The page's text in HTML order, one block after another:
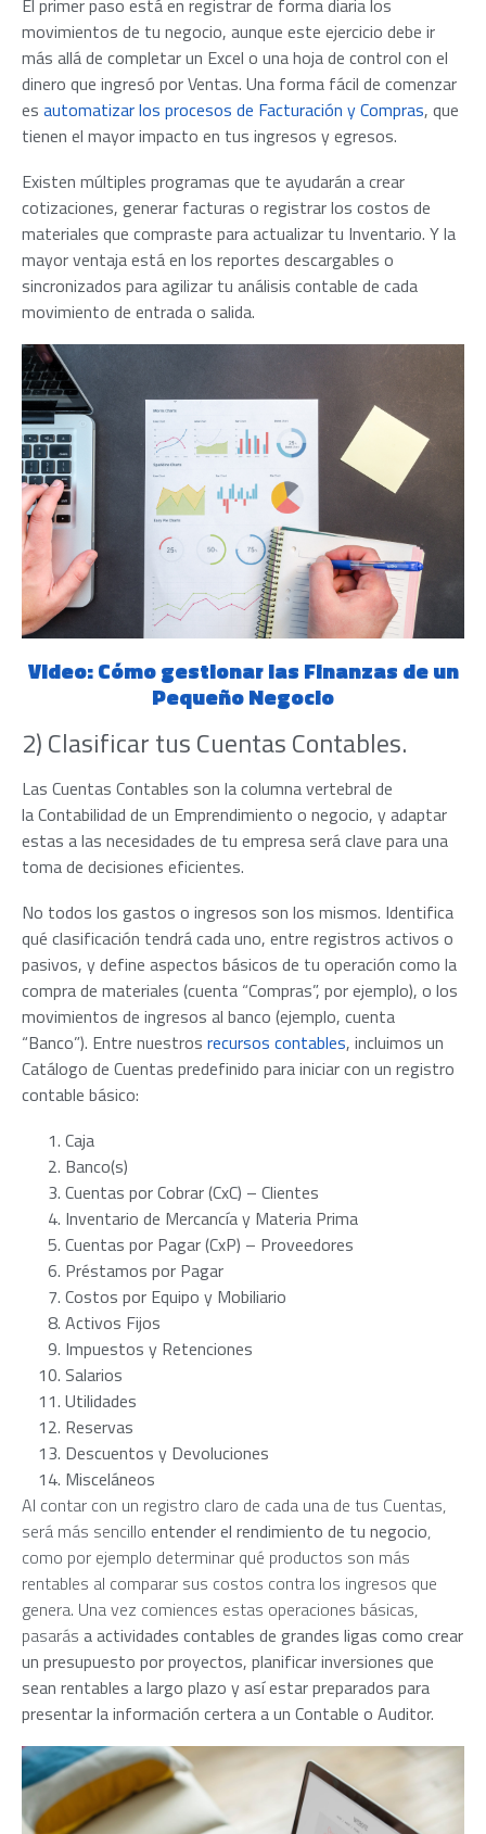
El primer paso está en registrar de forma diaria los
movimientos de tu negocio, aunque este ejercicio debe ir
más allá de completar un Excel o una hoja de control con el
dinero que ingresó por Ventas. Una forma fácil de comenzar
es automatizar los procesos de Facturación y Compras, que
tienen el mayor impacto en tus ingresos y egresos.
Existen múltiples programas que te ayudarán a crear
cotizaciones, generar facturas o registrar los costos de
materiales que compraste para actualizar tu Inventario. Y la
mayor ventaja está en los reportes descargables o
sincronizados para agilizar tu análisis contable de cada
movimiento de entrada o salida.
Video: Cómo gestionar las Finanzas de un
Pequeño Negocio
2) Clasificar tus Cuentas Contables.
Las Cuentas Contables son la columna vertebral de
la Contabilidad de un Emprendimiento o negocio, y adaptar
estas a las necesidades de tu empresa será clave para una
toma de decisiones eficientes.
No todos los gastos o ingresos son los mismos. Identifica
qué clasificación tendrá cada uno, entre registros activos o
pasivos, y define aspectos básicos de tu operación como la
compra de materiales (cuenta “Compras”, por ejemplo), o los
movimientos de ingresos al banco (ejemplo, cuenta
“Banco”). Entre nuestros recursos contables, incluimos un
Catálogo de Cuentas predefinido para iniciar con un registro
contable básico:
Caja
Banco(s)
Cuentas por Cobrar (CxC) – Clientes
Inventario de Mercancía y Materia Prima
Cuentas por Pagar (CxP) – Proveedores
Préstamos por Pagar
Costos por Equipo y Mobiliario
Activos Fijos
Impuestos y Retenciones
Salarios
Utilidades
Reservas
Descuentos y Devoluciones
Misceláneos
Al contar con un registro claro de cada una de tus Cuentas,
será más sencillo entender el rendimiento de tu negocio,
como por ejemplo determinar qué productos son más
rentables al comparar sus costos contra los ingresos que
genera. Una vez comiences estas operaciones básicas,
pasarás a actividades contables de grandes ligas como crear
un presupuesto por proyectos, planificar inversiones que
sean rentables a largo plazo y así estar preparados para
presentar la información certera a un Contable o Auditor.